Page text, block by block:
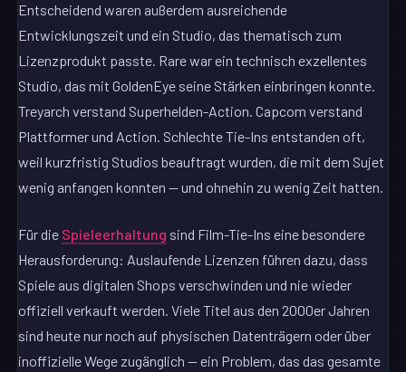
Entscheidend waren außerdem ausreichende
Entwicklungszeit und ein Studio, das thematisch zum
Lizenzprodukt passte. Rare war ein technisch exzellentes
Studio, das mit GoldenEye seine Stärken einbringen konnte.
Treyarch verstand Superhelden-Action. Capcom verstand
Plattformer und Action. Schlechte Tie-Ins entstanden oft,
weil kurzfristig Studios beauftragt wurden, die mit dem Sujet
wenig anfangen konnten — und ohnehin zu wenig Zeit hatten.
Für die Spieleerhaltung sind Film-Tie-Ins eine besondere
Herausforderung: Auslaufende Lizenzen führen dazu, dass
Spiele aus digitalen Shops verschwinden und nie wieder
offiziell verkauft werden. Viele Titel aus den 2000er Jahren
sind heute nur noch auf physischen Datenträgern oder über
inoffizielle Wege zugänglich — ein Problem, das das gesamte